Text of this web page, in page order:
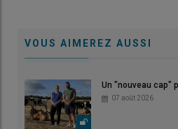
VOUS AIMEREZ AUSSI
Un "nouveau cap"
07 août 2026